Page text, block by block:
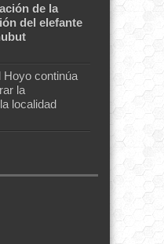
de la
del elefante
Hoyo continúa
la
localidad